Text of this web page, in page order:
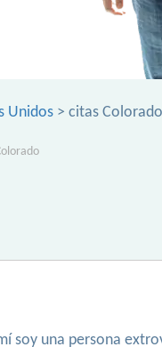
Unidos > citas Colorado
soy una persona